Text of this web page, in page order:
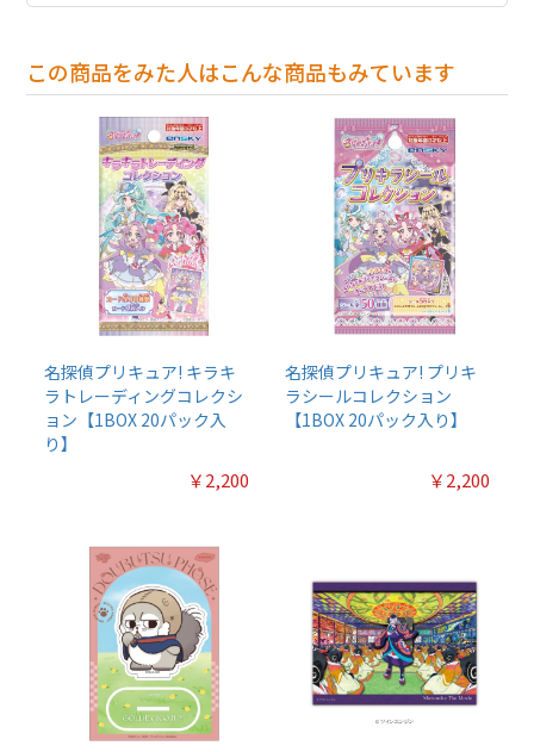
この商品をみた人はこんな商品もみています
名探偵プリキュア! キラキ
ラトレーディングコレクシ
ョン【1BOX 20パック入
り】
￥2,200
名探偵プリキュア! プリキ
ラシールコレクション
【1BOX 20パック入り】
￥2,200